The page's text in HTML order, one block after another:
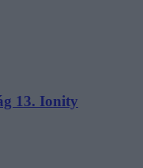
13. Ionity